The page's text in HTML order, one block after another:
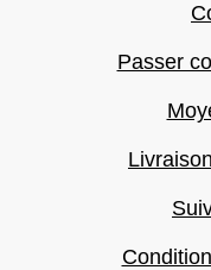
Passer